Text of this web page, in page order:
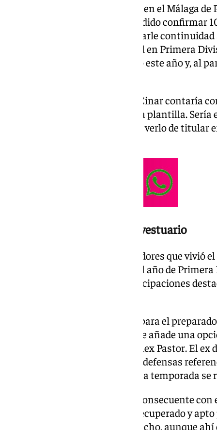
Todo apunta a que Einar estará en el Málaga
adelantado Málaga Hoy y ha podido confirmar
Funes estarían por la labor de darle
parte de la plantilla blanquiazul en Primera
jugadores que termina contrato este año y, al
Tras la salida de Javi Montero, Einar contaría
responsables de confeccionar la plantilla.
aunque tampoco se descartaría verlo de titular
Einar, un peso pesado en el vestuario
Einar Galilea es uno de los jugadores que vivió
central del Málaga lleva desde el año de
entidad, teniendo algunas participaciones
La pareja de centrales favorita para el
Galilea. Sin embargo, este año se añade una
contempló el año pasado y es Álex Pastor. El
blanquiazul para ser uno de los defensas
cuando al comienzo de la pasada temporada
A pesar de ello, la directiva fue consecuente
Pastor y lo renovó. Una vez ya recuperado y
ser otra opción para el lado derecho, aunque